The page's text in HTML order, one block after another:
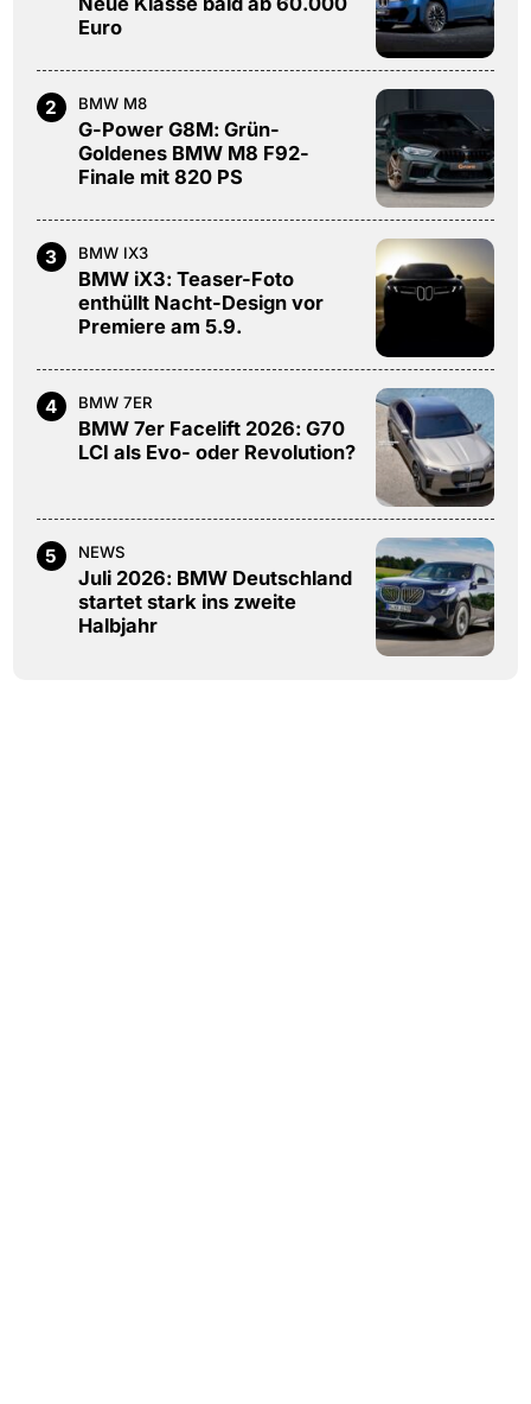
Euro
2 BMW M8
G-Power G8M: Grün-
Goldenes BMW M8 F92-
Finale mit 820 PS
3 BMW IX3
BMW iX3: Teaser-Foto
enthüllt Nacht-Design vor
Premiere am 5.9.
4 BMW 7ER
BMW 7er Facelift 2026: G70
LCI als Evo- oder Revolution?
5 NEWS
Juli 2026: BMW Deutschland
startet stark ins zweite
Halbjahr